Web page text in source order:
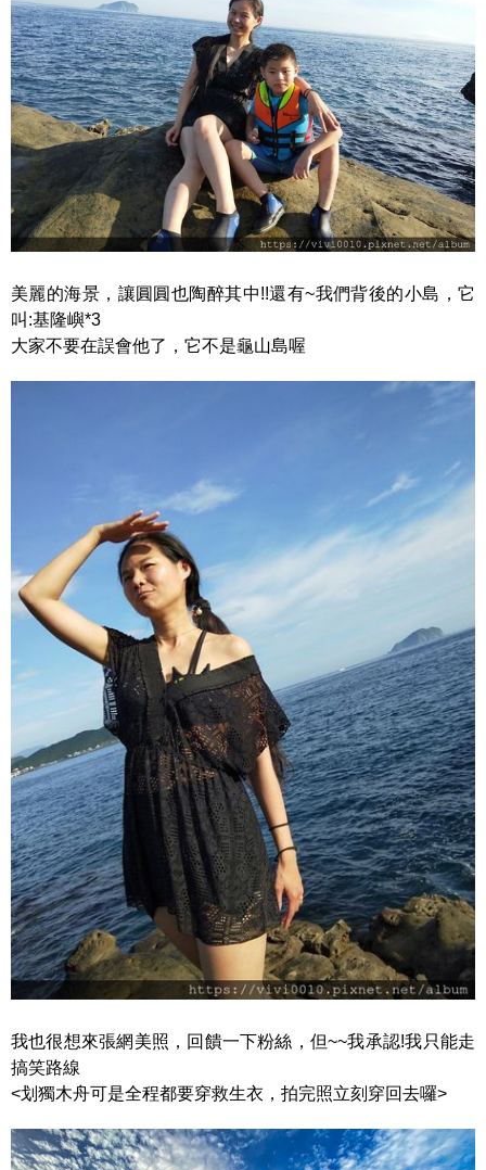
美麗的海景，讓圓圓也陶醉其中!!還有~我們背後的小島，它
叫:基隆嶼*3
大家不要在誤會他了，它不是龜山島喔
我也很想來張網美照，回饋一下粉絲，但~~我承認!我只能走
搞笑路線
<划獨木舟可是全程都要穿救生衣，拍完照立刻穿回去囉>